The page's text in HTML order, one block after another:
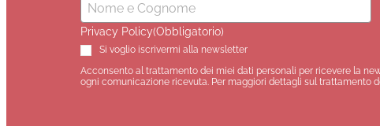
Privacy Policy(Obbligatorio)
Si voglio iscrivermi alla newsletter
Acconsento al trattamento dei miei dati personali per ricevere la
ogni comunicazione ricevuta. Per maggiori dettagli sul trattamento